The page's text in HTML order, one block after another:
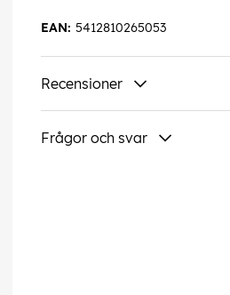
5412810265053
EAN:
Recensioner
Frågor och svar